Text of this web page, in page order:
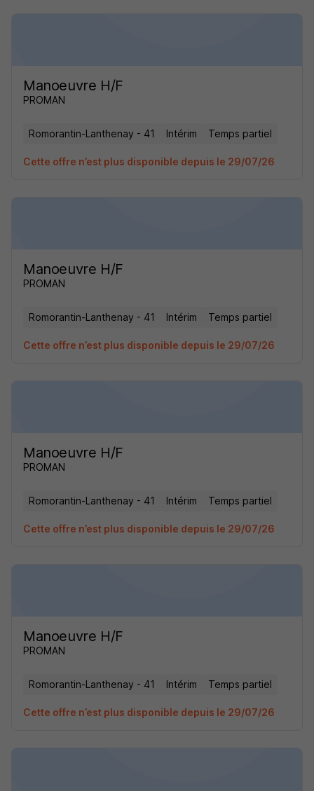
Manoeuvre H/F
PROMAN
Romorantin-Lanthenay - 41 Intérim Temps partiel
Cette offre n’est plus disponible depuis le 29/07/26
Manoeuvre H/F
PROMAN
Romorantin-Lanthenay - 41 Intérim Temps partiel
Cette offre n’est plus disponible depuis le 29/07/26
Manoeuvre H/F
PROMAN
Romorantin-Lanthenay - 41 Intérim Temps partiel
Cette offre n’est plus disponible depuis le 29/07/26
Manoeuvre H/F
PROMAN
Romorantin-Lanthenay - 41 Intérim Temps partiel
Cette offre n’est plus disponible depuis le 29/07/26